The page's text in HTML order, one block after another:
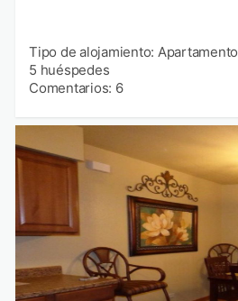
Tipo de alojamiento: Apartamento
5 huéspedes
Comentarios: 6